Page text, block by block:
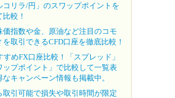
コリラ/円」のスワップポイントを
較！
価指数や金、原油など注目のコモ
を取引できるCFD口座を徹底比較！
すめFX口座比較！「スプレッド」
ップポイント」で比較して一覧表
なキャンペーン情報も掲載中。
取引可能で損失や取引時間が限定